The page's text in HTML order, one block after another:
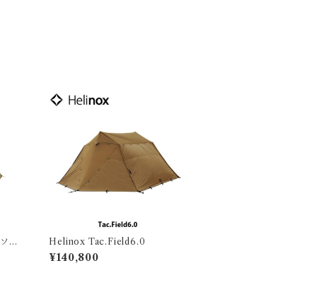
ロ
シ
Helinox Tac.Field6.0
¥140,800